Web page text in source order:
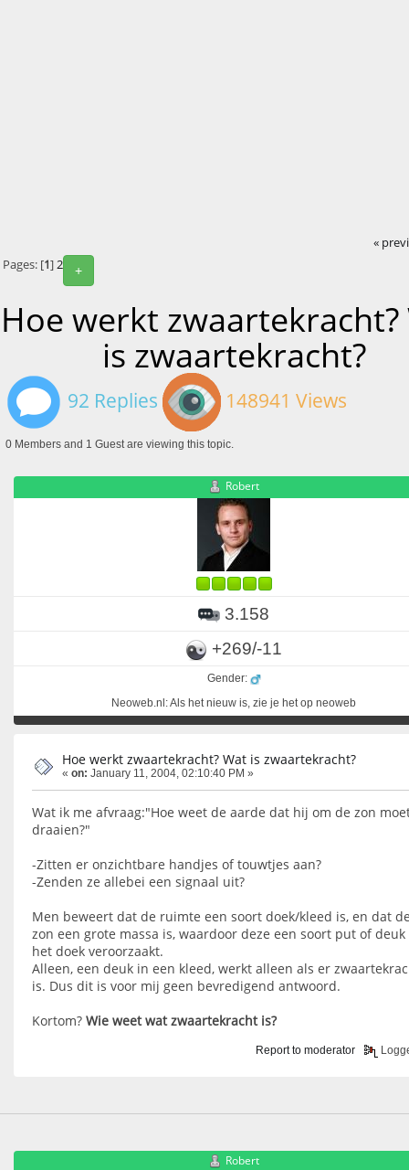
«
+
Pages: [1]2
Hoe werkt zwaartekracht?
is zwaartekracht?
92 Replies 148941 Views
0 Members and 1 Guest are viewing this topic.
Robert
3.158
+269/-11
Gender:
Neoweb.nl: Als het nieuw is, zie je het op neoweb
Hoe werkt zwaartekracht? Wat is zwaartekracht?
« on: January 11, 2004, 02:10:40 PM »
Wat ik me afvraag:"Hoe weet de aarde dat hij om de zon
draaien?"
-Zitten er onzichtbare handjes of touwtjes aan?
-Zenden ze allebei een signaal uit?
Men beweert dat de ruimte een soort doek/kleed is, en dat
zon een grote massa is, waardoor deze een soort put of
het doek veroorzaakt.
Alleen, een deuk in een kleed, werkt alleen als er
is. Dus dit is voor mij geen bevredigend antwoord.
Kortom? Wie weet wat zwaartekracht is?
Report to moderator
Robert